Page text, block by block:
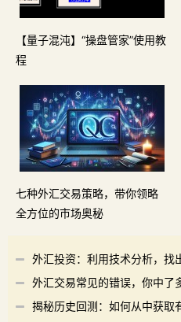
【量子混沌】“操盘管家”使用教
程
七种外汇交易策略，带你领略
全方位的市场奥秘
外汇投资：利用技术分析，找
外汇交易常见的错误，你中了
揭秘历史回测：如何从中获取